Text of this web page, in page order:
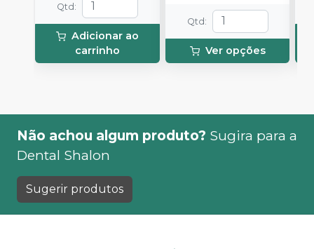
Qtd :
Adicionar ao
carrinho
Qtd :
Ver opções
Não achou algum produto? Sugira para a
Dental Shalon
Sugerir produtos